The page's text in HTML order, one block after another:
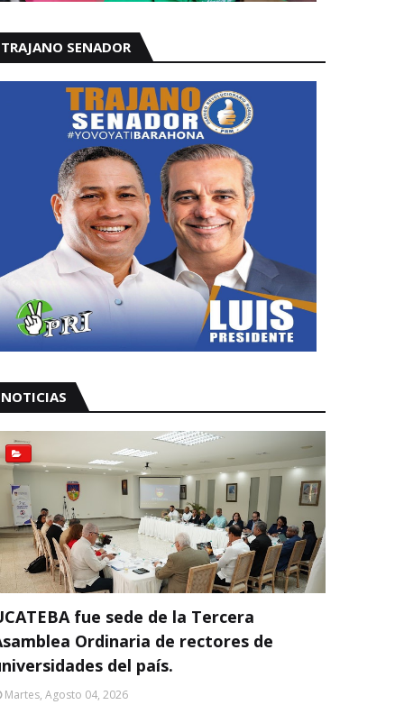
TRAJANO SENADOR
NOTICIAS
fue sede de la Tercera
Ordinaria de rectores de
del país.
Martes, Agosto 04, 2026